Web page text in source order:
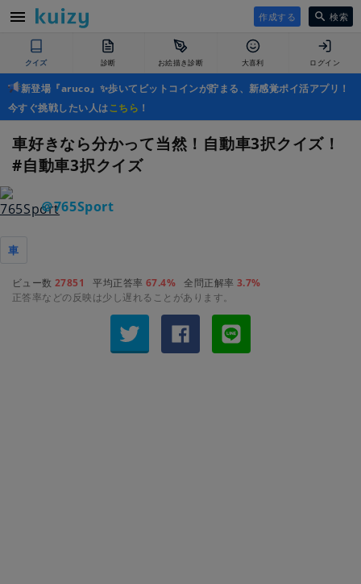
作成する 検索
クイズ 診断 お絵描き診断 大喜利 ログイン
新登場『aruco』✨歩いてビットコインが貯まる、新感覚ポイ活アプリ！
今すぐ挑戦したい人はこちら ！
車好きなら分かって当然！自動車3択クイズ！
#自動車3択クイズ
＠765Sport
車
ビュー数 27851 平均正答率 67.4% 全問正解率 3.7%
正答率などの反映は少し遅れることがあります。